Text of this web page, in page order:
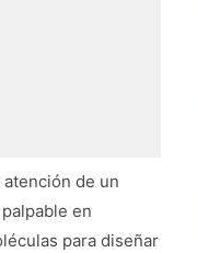
de un
en
para diseñar